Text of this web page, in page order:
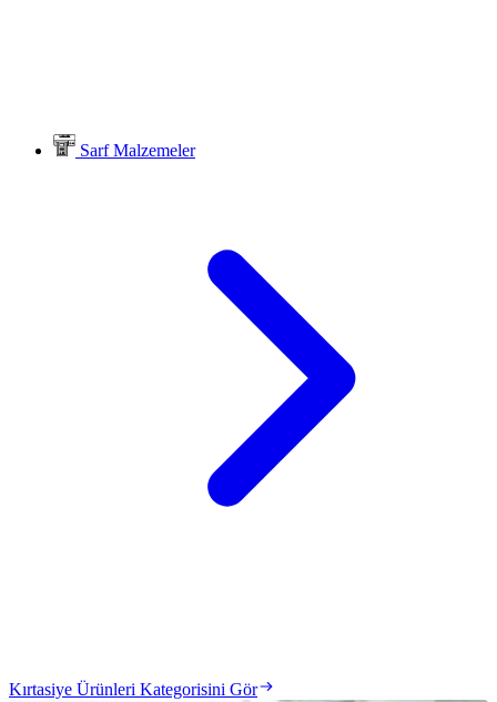
Sarf Malzemeler
Kırtasiye Ürünleri Kategorisini Gör